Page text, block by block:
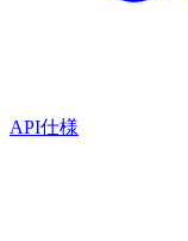
API仕様